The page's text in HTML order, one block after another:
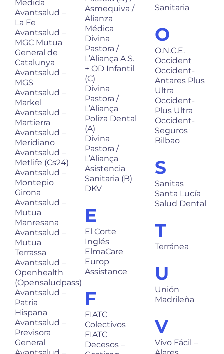
Medida
Avantsalud –
La Fe
Avantsalud –
MGC Mutua
General de
Catalunya
Avantsalud –
MGS
Avantsalud –
Markel
Avantsalud –
Martierra
Avantsalud –
Meridiano
Avantsalud –
Metlife (Cs24)
Avantsalud –
Montepio
Girona
Avantsalud –
Mutua
Manresana
Avantsalud –
Mutua
Terrassa
Avantsalud –
Openhealth
(Opensaludpass)
Avantsalud –
Patria
Hispana
Avantsalud –
Previsora
General
Avantsalud –
Asmequiva /
Alianza
Médica
Divina
Pastora /
L’Aliança A.S.
+ OD Infantil
(C)
Divina
Pastora /
L’Aliança
Poliza Dental
(A)
Divina
Pastora /
L’Aliança
Asistencia
Sanitaria (B)
DKV
E
El Corte
Inglés
ElmaCare
Europ
Assistance
F
FIATC
Colectivos
FIATC
Decesos –
Sanitaria
O
O.N.C.E.
Occident
Occident-
Antares Plus
Ultra
Occident-
Plus Ultra
Occident-
Seguros
Bilbao
S
Sanitas
Santa Lucía
Salud Dental
T
Terránea
U
Unión
Madrileña
V
Vivo Fácil –
Alares